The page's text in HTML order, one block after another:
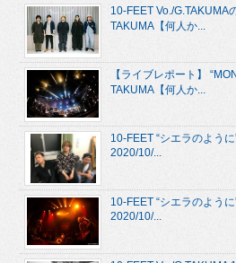
10-FEET Vo./G.TAKUMA
TAKUMA【何人か...
【ライブレポート】
TAKUMA【何人か...
10-FEET “シエラのよう
2020/10/...
10-FEET “シエラのよう
2020/10/...